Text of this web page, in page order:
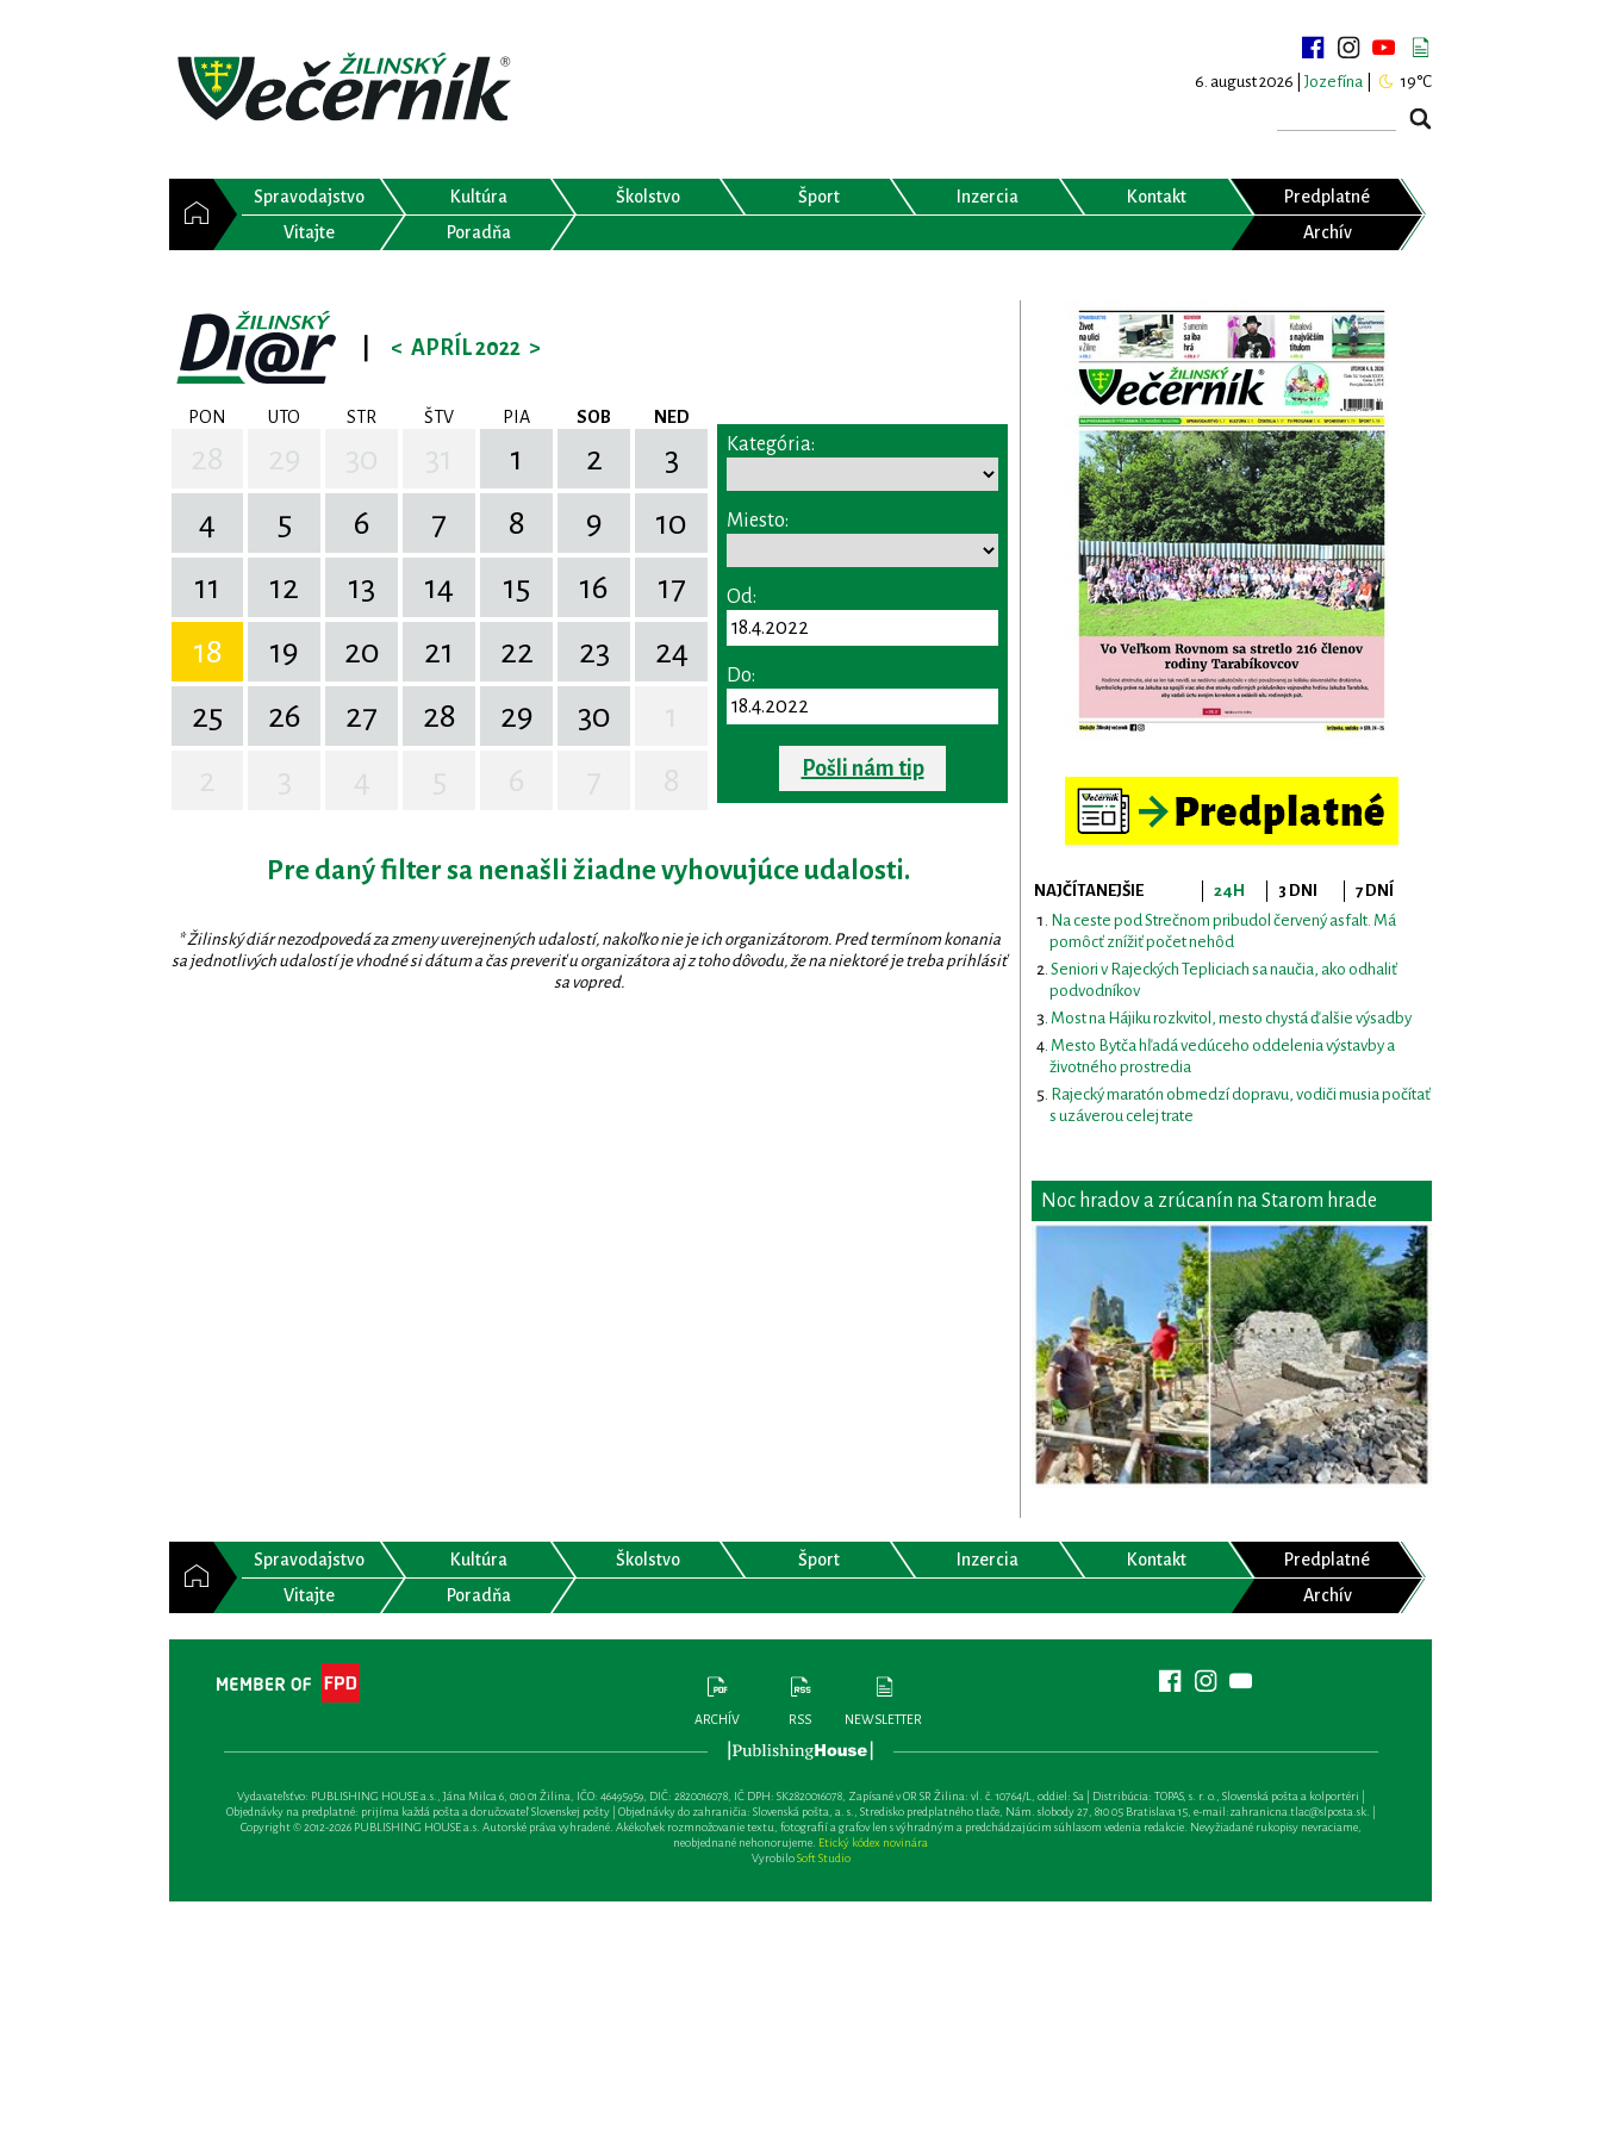
6. august 2026 | Jozefína 19°C
Spravodajstvo Kultúra Školstvo Šport Inzercia Kontakt
Predplatné
Vitajte
Poradňa Archív
< APRÍL 2022 >
PON UTO STR ŠTV PIA SOB NED
1 2
3
4
5 6 7 8 9
10
11
12 13 14 15 16
17
18
19 20 21 22 23
24
25
26 27 28 29 30
Kategória:
Miesto:
Od:
Do:
Pošli nám tip
Pre daný filter sa nenašli žiadne vyhovujúce udalosti.
* Žilinský diár nezodpovedá za zmeny uverejnených udalostí, nakoľko nie je ich organizátorom. Pred termínom konania
sa jednotlivých udalostí je vhodné si dátum a čas preveriť u organizátora aj z toho dôvodu, že na niektoré je treba prihlásiť
sa vopred.
NAJČÍTANEJŠIE 24H 3 DNI
7 DNÍ
Na ceste pod Strečnom pribudol červený asfalt. Má
pomôcť znížiť počet nehôd
Seniori v Rajeckých Tepliciach sa naučia, ako odhaliť
podvodníkov
Most na Hájiku rozkvitol, mesto chystá ďalšie výsadby
Mesto Bytča hľadá vedúceho oddelenia výstavby a
životného prostredia
Rajecký maratón obmedzí dopravu, vodiči musia počítať
s uzáverou celej trate
Noc hradov a zrúcanín na Starom hrade
Spravodajstvo Kultúra Školstvo Šport Inzercia Kontakt
Predplatné
Vitajte
Poradňa Archív
ARCHÍV RSS NEWSLETTER
Vydavateľsťvo: PUBLISHING HOUSE a.s., Jána Milca 6, 010 01 Žilina, IČO: 46495959, DIČ: 2820016078, IČ DPH: SK2820016078, Zapísané v OR SR Žilina: vl. č. 10764/L, oddiel: Sa | Distribúcia: TOPAS, s. r. o., Slovenská pošta a kolportéri |
Objednávky na predplatné: prijíma každá pošta a doručovateľ Slovenskej pošty | Objednávky do zahraničia: Slovenská pošta, a. s., Stredisko predplatného tlače, Nám. slobody 27, 810 05 Bratislava 15, e-mail:zahranicna.tlac@slposta.sk. |
Copyright © 2012-2026 PUBLISHING HOUSE a.s. Autorské práva vyhradené. Akékoľvek rozmnožovanie textu, fotografií a grafov len s výhradným a predchádzajúcim súhlasom vedenia redakcie. Nevyžiadané rukopisy nevraciame,
neobjednané nehonorujeme. Etický kódex novinára
VyrobiloSoft Studio